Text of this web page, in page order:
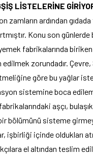
LİSTELERİNE
zamların ardından
Konu son günlerde
fabrikalarında
zorundadır.
göre bu yağlar
sistemine boca
aşçı,
bölümünü sisteme
işbirliği içinde oldukları
el altından teslim